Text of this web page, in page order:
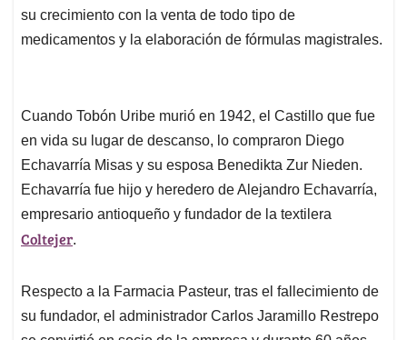
su crecimiento con la venta de todo tipo de
medicamentos y la elaboración de fórmulas magistrales.
Cuando Tobón Uribe murió en 1942, el Castillo que fue
en vida su lugar de descanso, lo compraron Diego
Echavarría Misas y su esposa Benedikta Zur Nieden.
Echavarría fue hijo y heredero de Alejandro Echavarría,
empresario antioqueño y fundador de la textilera
Coltejer.
Respecto a la Farmacia Pasteur, tras el fallecimiento de
su fundador, el administrador Carlos Jaramillo Restrepo